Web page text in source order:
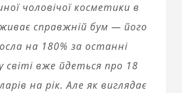
чоловічої косметики в
справжній бум — його
на 180% за останні
світі вже йдеться про 18
на рік. Але як виглядає